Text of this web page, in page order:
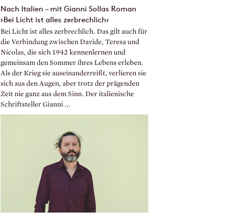
Nach Italien – mit Gianni Sollas Roman
›Bei Licht ist alles zerbrechlich‹
Bei Licht ist alles zerbrechlich. Das gilt auch für
die Verbindung zwischen Davide, Teresa und
Nicolas, die sich 1942 kennenlernen und
gemeinsam den Sommer ihres Lebens erleben.
Als der Krieg sie auseinanderreißt, verlieren sie
sich aus den Augen, aber trotz der prägenden
Zeit nie ganz aus dem Sinn. Der italienische
Schriftsteller Gianni ...